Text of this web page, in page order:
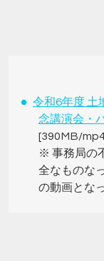
令和6年度 土
念講演会・
[390MB/
※ 事務局の
全なものな
の動画とな